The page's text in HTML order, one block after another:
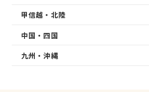
甲信越・北陸
中国・四国
九州・沖縄